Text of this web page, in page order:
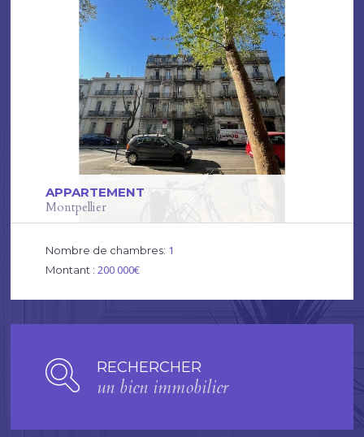
APPARTEMENT
Montpellier
Nombre de chambres: 1
Montant : 200 000€
RECHERCHER
un bien immobilier